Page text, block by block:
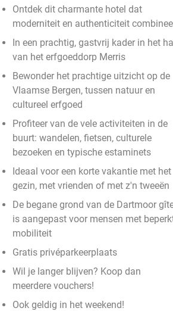
Ontdek dit charmante hotel dat
moderniteit en authenticiteit
In een prachtig, gastvrij kader in het
van het erfgoeddorp Merris
Bewonder het prachtige uitzicht op de
Vlaamse Bergen, tussen natuur en
cultureel erfgoed
Profiteer van de vele activiteiten in de
buurt: wandelen, fietsen, culturele
bezoeken en typische estaminets
Ideaal voor een korte vakantie met het
gezin, met vrienden of met z'n tweeën
De begane grond van de Dartmoor
is aangepast voor mensen met
mobiliteit
Gratis privéparkeerplaats
Wil je langer blijven? Koop dan
meerdere vouchers!
Ook geldig in het weekend!